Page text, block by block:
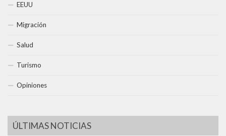
EEUU
Migración
Salud
Turismo
Opiniones
ÚLTIMAS NOTICIAS